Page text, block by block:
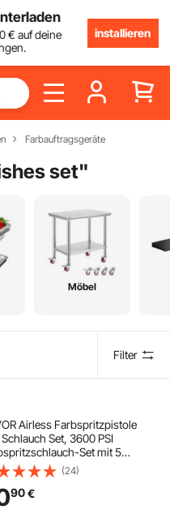
€ auf deine
installieren
Farbauftragsgeräte
set"
Möbel
Filter
Airless Farbspritzpistole
Set, 3600 PSI
Set mit 5
211, 315, 417, 517, 623,
Spritzpistolen-Set mit
Schlauch und
(24)
90€